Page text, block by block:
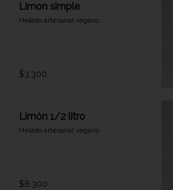
Limon simple
Helado artesanal vegano
$3.300
Limón 1/2 litro
Helado artesanal vegano
$8.300